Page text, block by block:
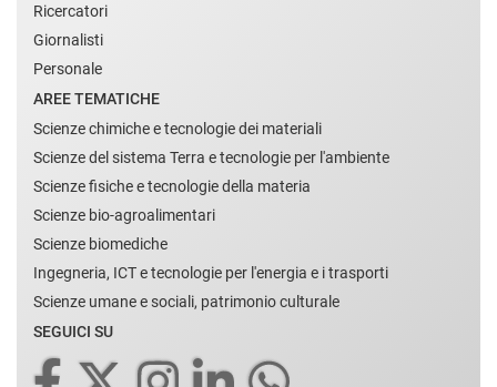
Ricercatori
Giornalisti
Personale
AREE TEMATICHE
Scienze chimiche e tecnologie dei materiali
Scienze del sistema Terra e tecnologie per l'ambiente
Scienze fisiche e tecnologie della materia
Scienze bio-agroalimentari
Scienze biomediche
Ingegneria, ICT e tecnologie per l'energia e i trasporti
Scienze umane e sociali, patrimonio culturale
SEGUICI SU